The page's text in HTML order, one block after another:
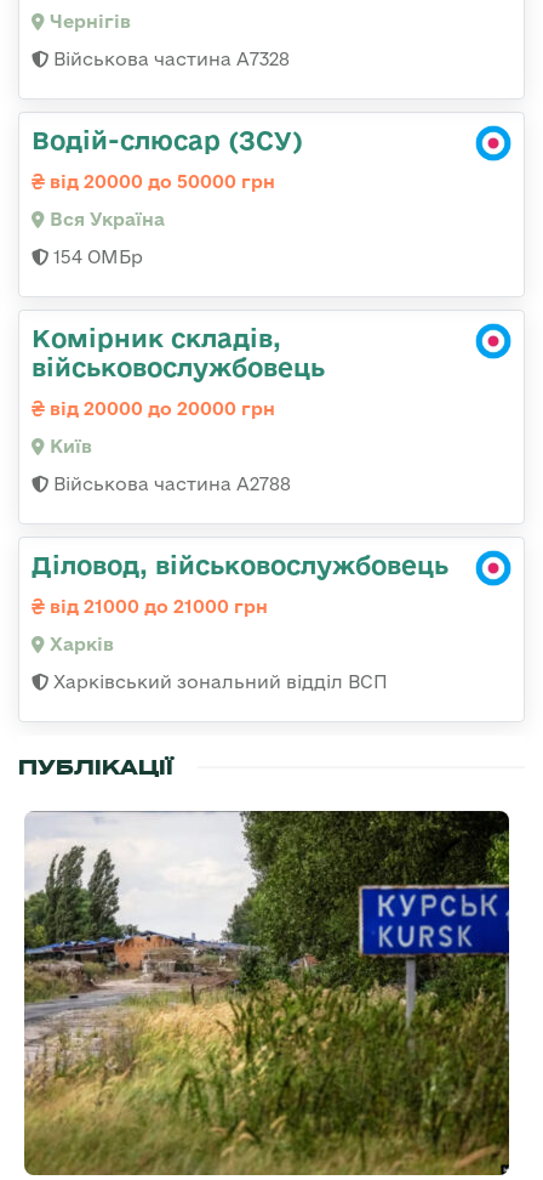
Чернігів
Військова частина А7328
Водій-слюсар (ЗСУ)
від 20000 до 50000 грн
Вся Україна
154 ОМБр
Комірник складів,
військовослужбовець
від 20000 до 20000 грн
Київ
Військова частина А2788
Діловод, військовослужбовець
від 21000 до 21000 грн
Харків
Харківський зональний відділ ВСП
ПУБЛІКАЦІЇ